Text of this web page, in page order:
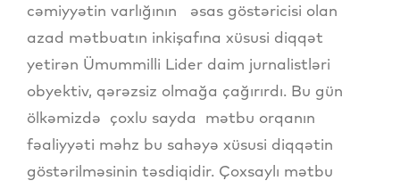
cəmiyyətin varlığının əsas göstəricisi olan
azad mətbuatın inkişafına xüsusi diqqət
yetirən Ümummilli Lider daim jurnalistləri
obyektiv, qərəzsiz olmağa çağırırdı. Bu gün
ölkəmizdə çoxlu sayda mətbu orqanın
fəaliyyəti məhz bu sahəyə xüsusi diqqətin
göstərilməsinin təsdiqidir. Çoxsaylı mətbu